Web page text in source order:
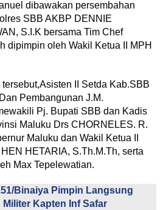
dibawakan persembahan
SBB AKBP DENNIE
S.I.K bersama Tim Chef
dipimpin oleh Wakil Ketua II MPH
II Setda Kab.SBB
Pembangunan J.M.
Pj. Bupati SBB dan Kadis
Maluku Drs CHORNELES. R.
Maluku dan Wakil Ketua II
HETARIA, S.Th.M.Th, serta
Max Tepelewatian.
Binaiya Pimpin Langsung
Kapten Inf Safar